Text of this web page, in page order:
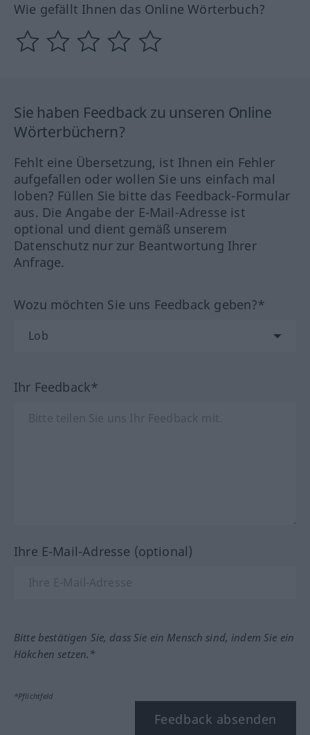
Wie gefällt Ihnen das Online Wörterbuch?
Sie haben Feedback zu unseren Online
Wörterbüchern?
Fehlt eine Übersetzung, ist Ihnen ein Fehler
aufgefallen oder wollen Sie uns einfach mal
loben? Füllen Sie bitte das Feedback-Formular
aus. Die Angabe der E-Mail-Adresse ist
optional und dient gemäß unserem
Datenschutz nur zur Beantwortung Ihrer
Anfrage.
Wozu möchten Sie uns Feedback geben?*
Ihr Feedback*
Ihre E-Mail-Adresse (optional)
Bitte bestätigen Sie, dass Sie ein Mensch sind, indem Sie ein
Häkchen setzen.*
*Pflichtfeld
Feedback absenden